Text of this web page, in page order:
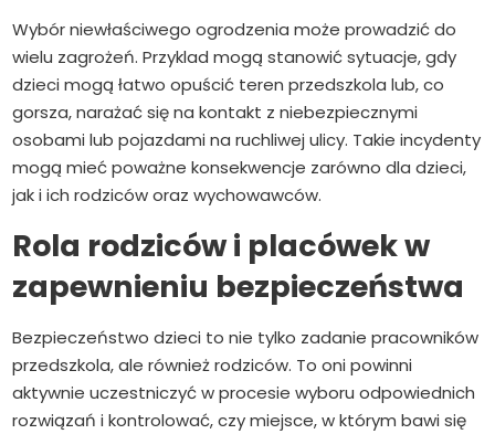
Wybór niewłaściwego ogrodzenia może prowadzić do
wielu zagrożeń. Przyklad mogą stanowić sytuacje, gdy
dzieci mogą łatwo opuścić teren przedszkola lub, co
gorsza, narażać się na kontakt z niebezpiecznymi
osobami lub pojazdami na ruchliwej ulicy. Takie incydenty
mogą mieć poważne konsekwencje zarówno dla dzieci,
jak i ich rodziców oraz wychowawców.
Rola rodziców i placówek w
zapewnieniu bezpieczeństwa
Bezpieczeństwo dzieci to nie tylko zadanie pracowników
przedszkola, ale również rodziców. To oni powinni
aktywnie uczestniczyć w procesie wyboru odpowiednich
rozwiązań i kontrolować, czy miejsce, w którym bawi się